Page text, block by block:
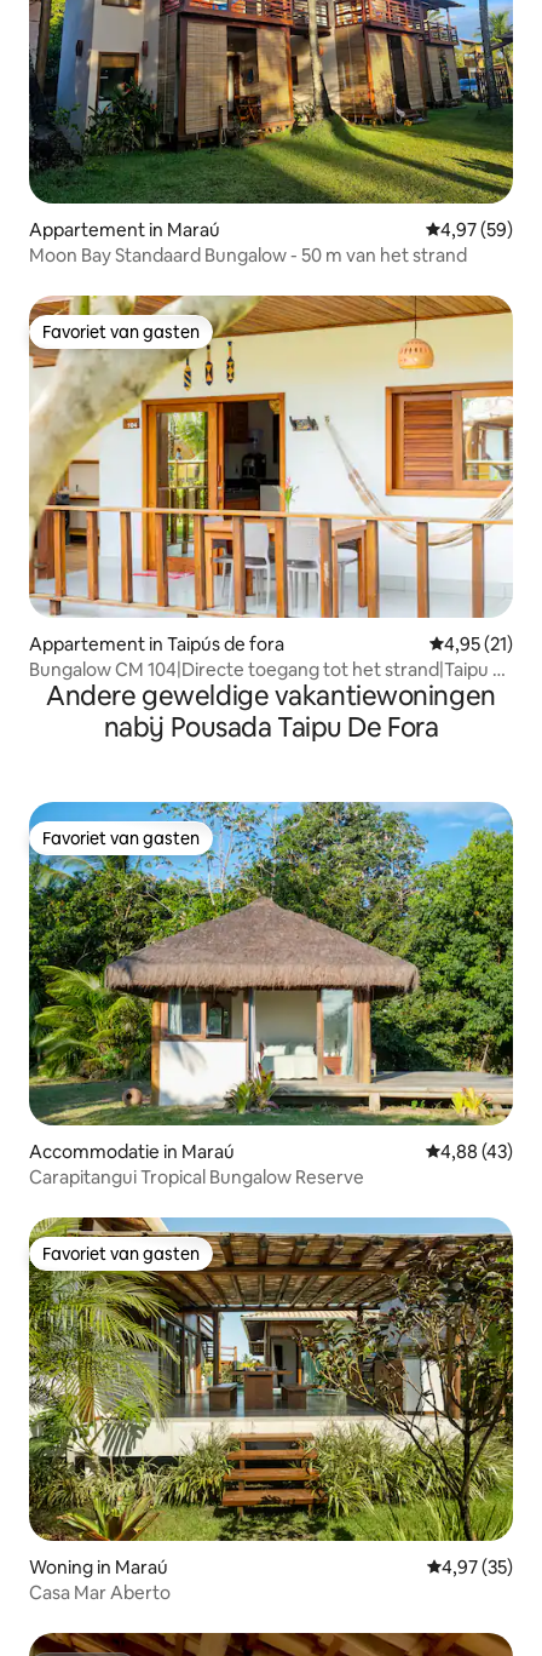
Appartement in Maraú Gemiddelde
4,97 (59)
Moon Bay Standaard Bungalow - 50 m van het strand
Favoriet van gasten
Favoriet van gasten
Appartement in Taipús de fora Gemiddelde
4,95 (21)
Bungalow CM 104|Directe toegang tot het strand|Taipu d
Fora
Andere geweldige vakantiewoningen
nabij Pousada Taipu De Fora
Favoriet van gasten
Favoriet van gasten
Accommodatie in Maraú Gemiddelde
4,88 (43)
Carapitangui Tropical Bungalow Reserve
Favoriet van gasten
Favoriet van gasten
Woning in Maraú Gemiddelde
4,97 (35)
Casa Mar Aberto